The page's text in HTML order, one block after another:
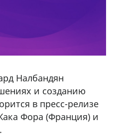
Налбандян
и созданию
в пресс-релизе
Фора (Франция) и